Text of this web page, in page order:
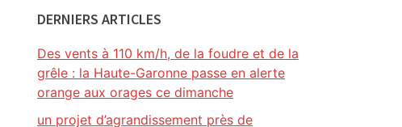
DERNIERS ARTICLES
Des vents à 110 km/h, de la foudre et de la
grêle : la Haute-Garonne passe en alerte
orange aux orages ce dimanche
un projet d’agrandissement près de